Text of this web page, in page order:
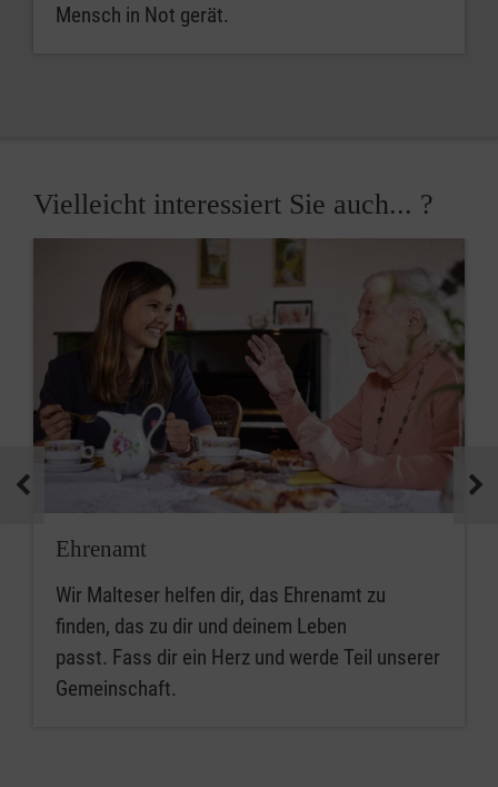
Mensch in Not gerät.
Vielleicht interessiert Sie auch... ?
Ehrenamt
Wir Malteser helfen dir, das Ehrenamt zu
finden, das zu dir und deinem Leben
passt. Fass dir ein Herz und werde Teil unserer
Gemeinschaft.